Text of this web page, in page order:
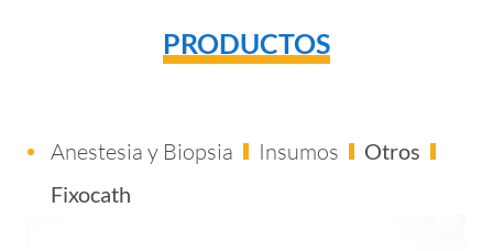
PRODUCTOS
Anestesia y Biopsia Insumos
Otros
Fixocath